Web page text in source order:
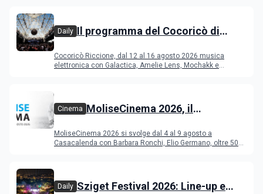
Daily Il programma del Cocoricò di
Cocoricò Riccione, dal 12 al 16 agosto 2026 musica
elettronica con Galactica, Amelie Lens, Mochakk e
Cinema MoliseCinema 2026, il
MoliseCinema 2026 si svolge dal 4 al 9 agosto a
Casacalenda con Barbara Ronchi, Elio Germano, oltre 50
Daily Sziget Festival 2026: Line-up e